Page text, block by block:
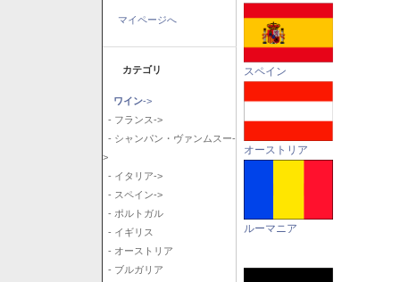
マイページへ
カテゴリ
ワイン->
- フランス->
- シャンパン・ヴァンムスー-
>
- イタリア->
- スペイン->
- ポルトガル
- イギリス
- オーストリア
- ブルガリア
スペイン
オーストリア
ルーマニア